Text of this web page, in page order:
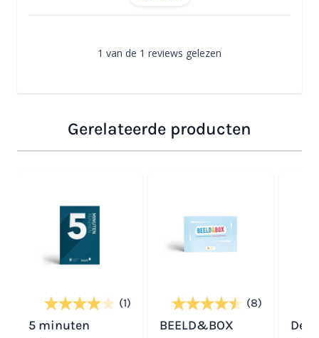
1 van de 1 reviews gelezen
Gerelateerde producten
(1)
5 minuten
(8)
BEELD&BOX
De